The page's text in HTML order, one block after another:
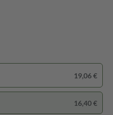
19,06 €
16,40 €